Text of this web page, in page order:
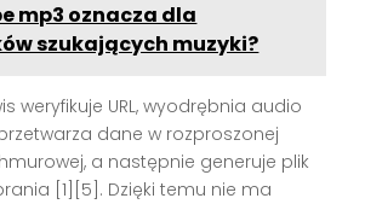
mp3 oznacza dla
szukających muzyki?
weryfikuje URL, wyodrębnia audio
dane w rozproszonej
a następnie generuje plik
[1][5]. Dzięki temu nie ma